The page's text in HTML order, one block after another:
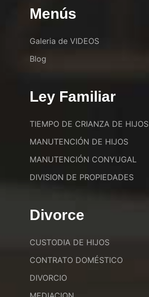
Menús
Galeria de VIDEOS
Blog
Ley Familiar
TIEMPO DE CRIANZA DE HIJOS
MANUTENCIÓN DE HIJOS
MANUTENCIÓN CONYUGAL
DIVISION DE PROPIEDADES
Divorce
CUSTODIA DE HIJOS
CONTRATO DOMÉSTICO
DIVORCIO